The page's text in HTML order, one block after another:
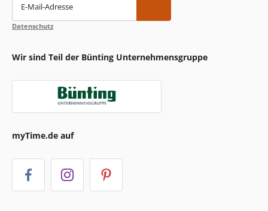
E-Mail-Adresse
Datenschutz
Wir sind Teil der Bünting Unternehmensgruppe
myTime.de auf